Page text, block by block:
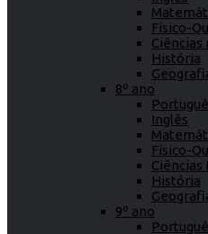
Físico-
Ciências
História
8º ano
Inglês
Físico-
Ciências
História
9º ano